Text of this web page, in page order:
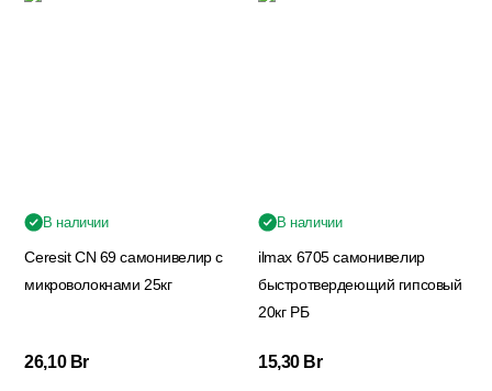
В наличии
Ceresit CN 69 самонивелир с
микроволокнами 25кг
26,10 Br
В наличии
ilmax 6705 самонивелир
быстротвердеющий гипсовый
20кг РБ
15,30 Br